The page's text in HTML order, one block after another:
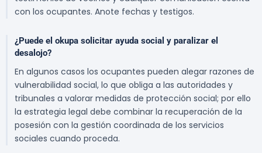
con los ocupantes. Anote fechas y testigos.
¿Puede el okupa solicitar ayuda social y paralizar el
desalojo?
En algunos casos los ocupantes pueden alegar razones de
vulnerabilidad social, lo que obliga a las autoridades y
tribunales a valorar medidas de protección social; por ello
la estrategia legal debe combinar la recuperación de la
posesión con la gestión coordinada de los servicios
sociales cuando proceda.